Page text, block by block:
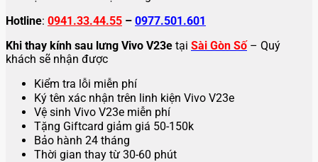
Hotline: 0941.33.44.55 – 0977.501.601
Khi thay kính sau lưng Vivo V23e tại Sài Gòn Số– Quý
khách sẽ nhận được
Kiểm tra lỗi miễn phí
Ký tên xác nhận trên linh kiện Vivo V23e
Vệ sinh Vivo V23e miễn phí
Tặng Giftcard giảm giá 50-150k
Bảo hành 24 tháng
Thời gian thay từ 30-60 phút